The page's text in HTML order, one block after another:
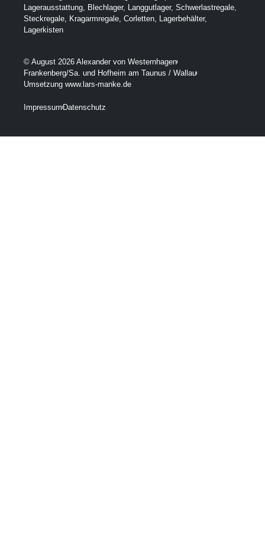
Lagerausstattung, Blechlager, Langgutlager, Schwerlastregale,
Steckregale, Kragarmregale, Corletten, Lagerbehälter,
Lagerkisten
© August 2026 Alexander von Westernhagen
Frankenberg/Sa. und Hofheim am Taunus / Wallau
Umsetzung www.lars-manke.de
Impressum Datenschutz